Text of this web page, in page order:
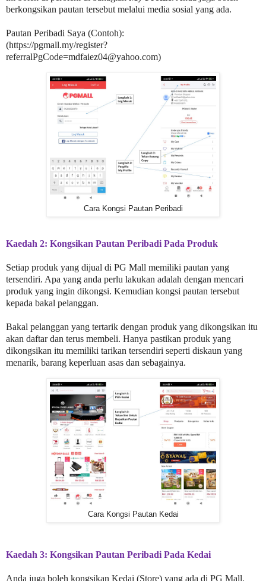
berkongsikan pautan tersebut melalui media sosial yang ada.
Pautan Peribadi Saya (Contoh):
(https://pgmall.my/register?
referralPgCode=mdfaiez04@yahoo.com)
Cara Kongsi Pautan Peribadi
Kaedah 2: Kongsikan Pautan Peribadi Pada Produk
Setiap produk yang dijual di PG Mall memiliki pautan yang
tersendiri. Apa yang anda perlu lakukan adalah dengan mencari
produk yang ingin dikongsi. Kemudian kongsi pautan tersebut
kepada bakal pelanggan.
Bakal pelanggan yang tertarik dengan produk yang dikongsikan itu
akan daftar dan terus membeli. Hanya pastikan produk yang
dikongsikan itu memiliki tarikan tersendiri seperti diskaun yang
menarik, barang keperluan asas dan sebagainya.
Cara Kongsi Pautan Kedai
Kaedah 3: Kongsikan Pautan Peribadi Pada Kedai
Anda juga boleh kongsikan Kedai (Store) yang ada di PG Mall.